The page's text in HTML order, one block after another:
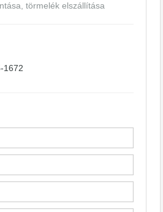
törmelék elszállítása
1672